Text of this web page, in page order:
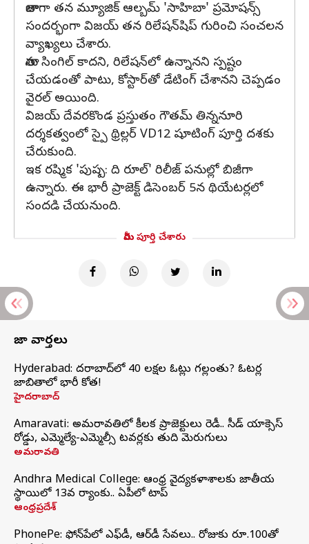
తాజాగా తన మ్యూజిక్ ఆల్బమ్ 'సాహిబా' ప్రమోషన్స్
సందర్భంగా విజయ్ తన రిలేషన్‌షిప్ గురించి సంచలన
వ్యాఖ్యలు చేశారు.
తాను సింగిల్ కాదని, రిలేషన్‌లో ఉన్నానని స్పష్టం
చేయడంతో పాటు, కోస్టార్‌తో డేటింగ్ చేశానని చెప్పడం
వైరల్ అయింది.
విజయ్ దేవరకొండ ప్రస్తుతం గౌతమ్ తిన్ననూరి
దర్శకత్వంలో స్పై థ్రిల్లర్ VD12 షూటింగ్ పూర్తి దశకు
చేరుకుంది.
ఇక రష్మిక 'పుష్ప: ది రూల్' రిలీజ్ పనుల్లో బిజీగా
ఉన్నారు. ఈ భారీ ప్రాజెక్ట్ డిసెంబర్ 5న థియేటర్లలో
సందడి చేయనుంది.
మీరు పూర్తి చేశారు
తాజా వార్తలు
Hyderabad: హైదరాబాద్‌లో 40 లక్షల ఓట్లు గల్లంతు? ఓటర్ల
జాబితాలో భారీ కోత!
హైదరాబాద్
Amaravati: అమరావతిలో కీలక ప్రాజెక్టులు రెడీ.. సీడ్‌ యాక్సెస్‌
రోడ్డు, ఎమ్మెల్యే-ఎమ్మెల్సీ టవర్లకు తుది మెరుగులు
అమరావతి
Andhra Medical College: ఆంధ్ర వైద్యకళాశాలకు జాతీయ
స్థాయిలో 13వ ర్యాంకు.. ఏపీలో టాప్
ఆంధ్రప్రదేశ్
PhonePe: ఫోన్‌పేలో ఎఫ్‌డీ, ఆర్‌డీ సేవలు.. రోజుకు రూ.100తో